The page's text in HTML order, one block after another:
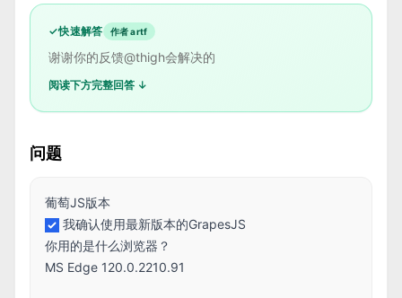
✓快速解答 作者 artf
谢谢你的反馈@thigh会解决的
阅读下方完整回答 ↓
问题
葡萄JS版本
我确认使用最新版本的GrapesJS
你用的是什么浏览器？
MS Edge 120.0.2210.91